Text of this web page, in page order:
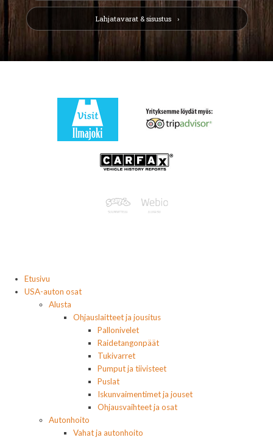
Lahjatavarat & sisustus
Etusivu
USA-auton osat
Alusta
Ohjauslaitteet ja jousitus
Pallonivelet
Raidetangonpäät
Tukivarret
Pumput ja tiivisteet
Puslat
Iskunvaimentimet ja jouset
Ohjausvaihteet ja osat
Autonhoito
Vahat ja autonhoito